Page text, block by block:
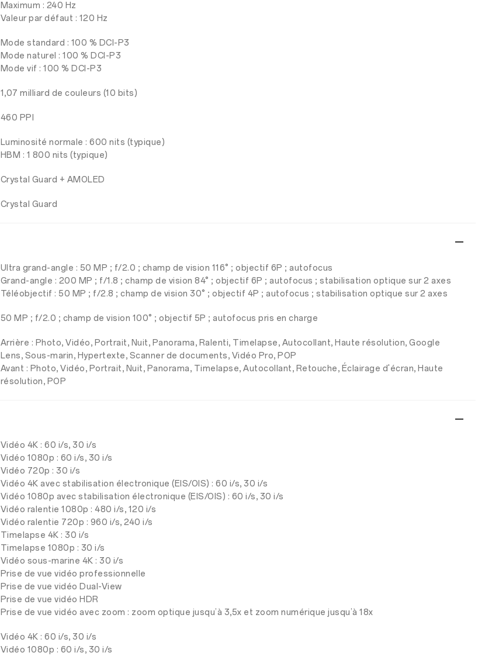
Maximum : 240 Hz
Valeur par défaut : 120 Hz
Mode standard : 100 % DCI-P3
Mode naturel : 100 % DCI-P3
Mode vif : 100 % DCI-P3
1,07 milliard de couleurs (10 bits)
460 PPI
Luminosité normale : 600 nits (typique)
HBM : 1 800 nits (typique)
Crystal Guard + AMOLED
Crystal Guard
Ultra grand-angle : 50 MP ; f/2.0 ; champ de vision 116° ; objectif 6P ; autofocus
Grand-angle : 200 MP ; f/1.8 ; champ de vision 84° ; objectif 6P ; autofocus ; stabilisation optique sur 2 axes
Téléobjectif : 50 MP ; f/2.8 ; champ de vision 30° ; objectif 4P ; autofocus ; stabilisation optique sur 2 axes
50 MP ; f/2.0 ; champ de vision 100° ; objectif 5P ; autofocus pris en charge
Arrière : Photo, Vidéo, Portrait, Nuit, Panorama, Ralenti, Timelapse, Autocollant, Haute résolution, Google
Lens, Sous-marin, Hypertexte, Scanner de documents, Vidéo Pro, POP
Avant : Photo, Vidéo, Portrait, Nuit, Panorama, Timelapse, Autocollant, Retouche, Éclairage d'écran, Haute
résolution, POP
Vidéo 4K : 60 i/s, 30 i/s
Vidéo 1080p : 60 i/s, 30 i/s
Vidéo 720p : 30 i/s
Vidéo 4K avec stabilisation électronique (EIS/OIS) : 60 i/s, 30 i/s
Vidéo 1080p avec stabilisation électronique (EIS/OIS) : 60 i/s, 30 i/s
Vidéo ralentie 1080p : 480 i/s, 120 i/s
Vidéo ralentie 720p : 960 i/s, 240 i/s
Timelapse 4K : 30 i/s
Timelapse 1080p : 30 i/s
Vidéo sous-marine 4K : 30 i/s
Prise de vue vidéo professionnelle
Prise de vue vidéo Dual-View
Prise de vue vidéo HDR
Prise de vue vidéo avec zoom : zoom optique jusqu’à 3,5x et zoom numérique jusqu’à 18x
Vidéo 4K : 60 i/s, 30 i/s
Vidéo 1080p : 60 i/s, 30 i/s